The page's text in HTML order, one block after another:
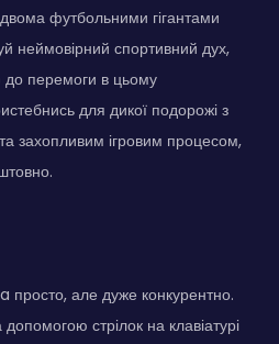
футбольними гігантами
неймовірний спортивний дух,
перемоги в цьому
для дикої подорожі з
захопливим ігровим процесом,
але дуже конкурентно.
стрілок на клавіатурі